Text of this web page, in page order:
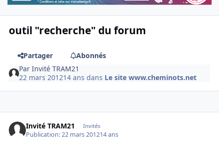
outil "recherche" du forum
Partager
Abonnés
ParInvité TRAM21
22 mars 201214 ans dans Le site www.cheminots.net
Invité TRAM21 Invités
Publication:22 mars 201214 ans